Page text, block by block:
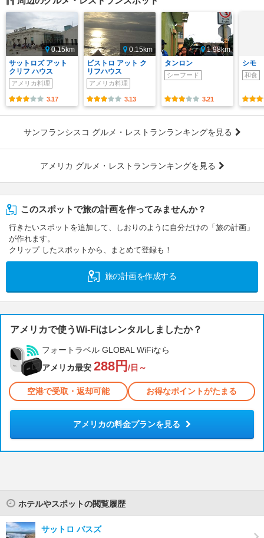
0.15km
サットロズ アット
クリフ ハウス
アメリカ料理
3.17
0.15km
ビストロ アット ク
リフハウス
アメリカ料理
3.13
1.98km
タンロン
シーフード
3.21
シモ
和食
サンフランシスコ グルメ・レストランランキングを見る
アメリカ グルメ・レストランランキングを見る
このスポットで旅の計画を作ってみませんか？
行きたいスポットを追加して、しおりのように自分だけの「旅の計画」
が作れます。
クリップ したスポットから、まとめて登録も！
旅の計画を作成する
アメリカで使うWi-Fiはレンタルしましたか？
フォートラベル GLOBAL WiFiなら
アメリカ最安 288円 /日～
空港で受取・返却可能 お得なポイントがたまる
アメリカの料金プランを見る
ホテルやスポットの閲覧履歴
サットロ バスズ